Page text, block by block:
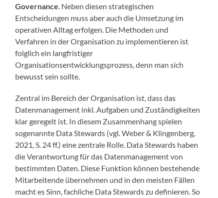
Governance. Neben diesen strategischen
Entscheidungen muss aber auch die Umsetzung im
operativen Alltag erfolgen. Die Methoden und
Verfahren in der Organisation zu implementieren ist
folglich ein langfristiger
Organisationsentwicklungsprozess, denn man sich
bewusst sein sollte.
Zentral im Bereich der Organisation ist, dass das
Datenmanagement inkl. Aufgaben und Zuständigkeiten
klar geregelt ist. In diesem Zusammenhang spielen
sogenannte Data Stewards (vgl. Weber & Klingenberg,
2021, S. 24 ff.) eine zentrale Rolle. Data Stewards haben
die Verantwortung für das Datenmanagement von
bestimmten Daten. Diese Funktion können bestehende
Mitarbeitende übernehmen und in den meisten Fällen
macht es Sinn, fachliche Data Stewards zu definieren. So